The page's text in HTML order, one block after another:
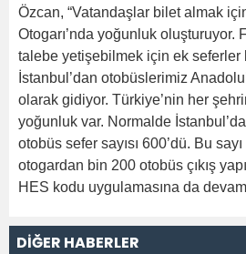
Özcan, “Vatandaşlar bilet almak
Otogarı’nda yoğunluk oluşturuyor.
talebe yetişebilmek için ek seferler
İstanbul’dan otobüslerimiz
olarak gidiyor. Türkiye’nin her
yoğunluk var. Normalde
otobüs sefer sayısı 600’dü. Bu
otogardan bin 200 otobüs çıkış
HES kodu uygulamasına da
DİĞER HABERLER